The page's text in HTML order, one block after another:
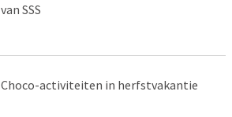
van SSS
Choco-activiteiten in herfstvakantie